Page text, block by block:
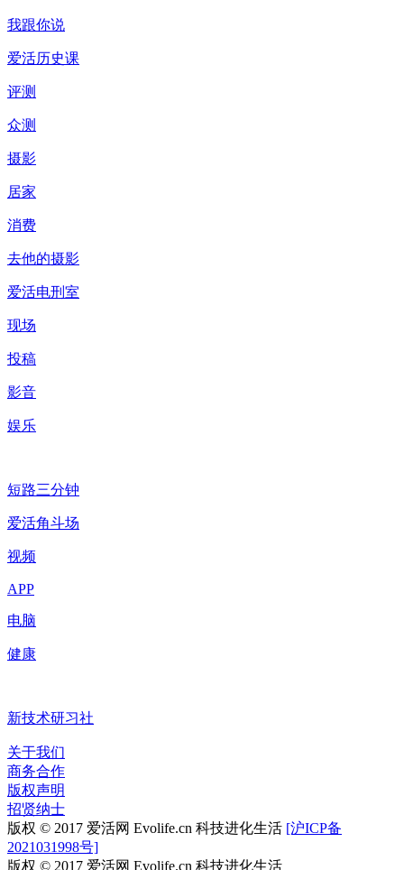
我跟你说
爱活历史课
评测
众测
摄影
居家
消费
去他的摄影
爱活电刑室
现场
投稿
影音
娱乐
短路三分钟
爱活角斗场
视频
APP
电脑
健康
新技术研习社
关于我们
商务合作
版权声明
招贤纳士
版权 © 2017 爱活网 Evolife.cn 科技进化生活 [沪ICP备
2021031998号]
版权 © 2017 爱活网 Evolife.cn 科技进化生活